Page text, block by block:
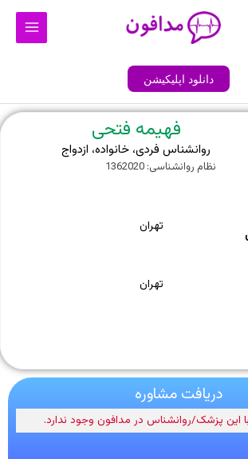
Main
دانلود اپلیکیشن
فهیمه فتحی
روانشناس فردی، خانواده، ازدواج
نظام روانشناسی: 1362020
تهران
تهران
دریافت مشاوره
این پزشک/روانشناس در مدافون وجود ندارد.